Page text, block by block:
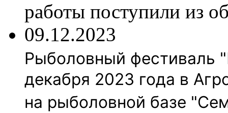
работы поступили из
09.12.2023
Рыболовный фестиваль
декабря 2023 года в
на рыболовной базе